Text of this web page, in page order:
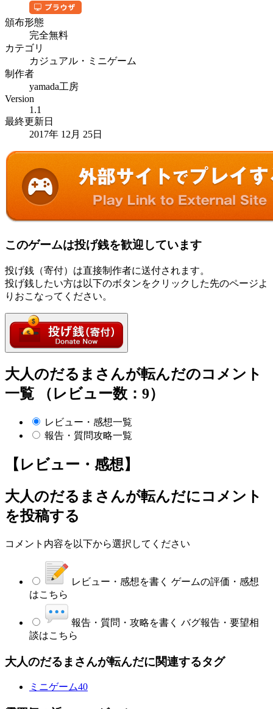
頒布形態
完全無料
カテゴリ
カジュアル・ミニゲーム
制作者
yamada工房
Version
1.1
最終更新日
2017年 12月 25日
このゲームは投げ銭を歓迎しています
投げ銭（寄付）は直接制作者に送付されます。
投げ銭したい方は以下のボタンをクリックした先のページよ
りおこなってください。
大人のだるまさんが転んだのコメント
一覧 （レビュー数：9）
レビュー・感想一覧
報告・質問攻略一覧
【レビュー・感想】
大人のだるまさんが転んだにコメント
を投稿する
コメント内容を以下から選択してください
レビュー・感想を書く ゲームの評価・感想
はこちら
報告・質問・攻略を書く バグ報告・要望相
談はこちら
大人のだるまさんが転んだに関連するタグ
ミニゲーム40